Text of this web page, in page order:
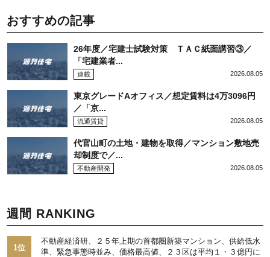
おすすめの記事
26年度／宅建士試験対策 ＴＡＣ紙面講習③／
「宅建業者...
連載 2026.08.05
東京グレードAオフィス／想定賃料は4万3096円
／「京...
流通賃貸 2026.08.05
代官山町の土地・建物を取得／マンション敷地売
却制度で／...
不動産開発 2026.08.05
週間 RANKING
1位
不動産経済研、２５年上期の首都圏新築マンション、供給低水
準、緊急事態時並み、価格最高値、２３区は平均１・３億円に